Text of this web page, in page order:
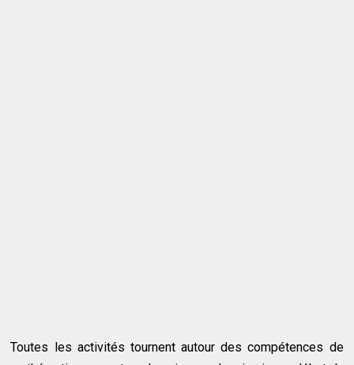
Toutes les activités tournent autour des compétences de